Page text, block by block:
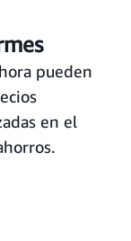
pueden
en el